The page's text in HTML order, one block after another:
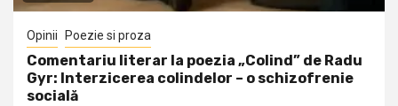
Opinii Poezie si proza
Comentariu literar la poezia „Colind” de Radu
Gyr: Interzicerea colindelor – o schizofrenie
socială